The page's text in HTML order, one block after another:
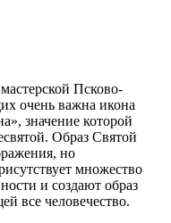
Псково-
очень важна икона
значение которой
Образ Святой
но
множество
и создают образ
все человечество.